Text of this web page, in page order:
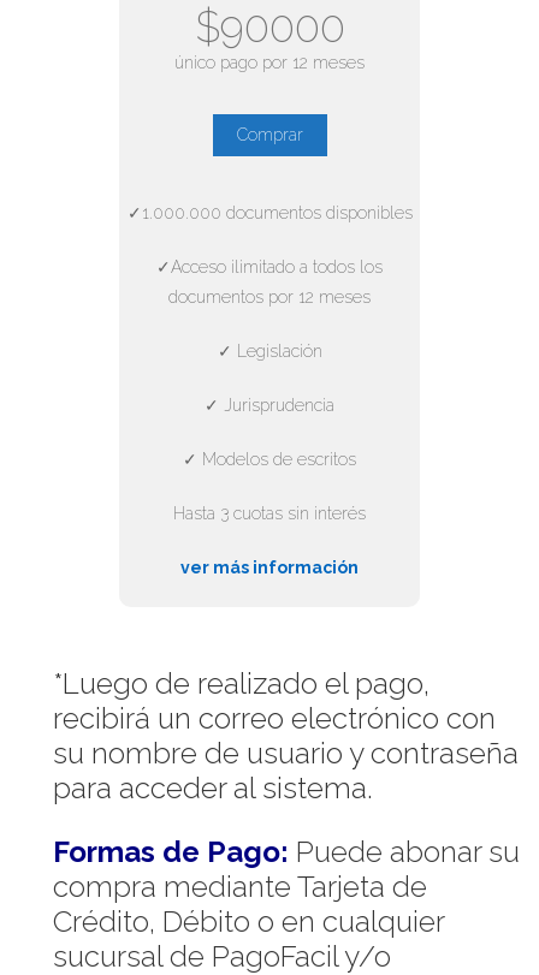
$90000
único pago por 12 meses
Comprar
✓1.000.000 documentos disponibles
✓Acceso ilimitado a todos los
documentos por 12 meses
✓ Legislación
✓ Jurisprudencia
✓ Modelos de escritos
Hasta 3 cuotas sin interés
ver más información
*Luego de realizado el pago,
recibirá un correo electrónico con
su nombre de usuario y contraseña
para acceder al sistema.
Formas de Pago: Puede abonar su
compra mediante Tarjeta de
Crédito, Débito o en cualquier
sucursal de PagoFacil y/o